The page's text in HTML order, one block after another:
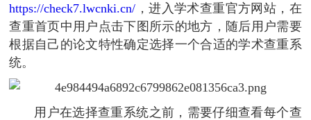
https://check7.lwcnki.cn/ ，进入学术查重官方网站，在
查重首页中用户点击下图所示的地方，随后用户需要
根据自己的论文特性确定选择一个合适的学术查重系
统。
用户在选择查重系统之前，需要仔细查看每个查